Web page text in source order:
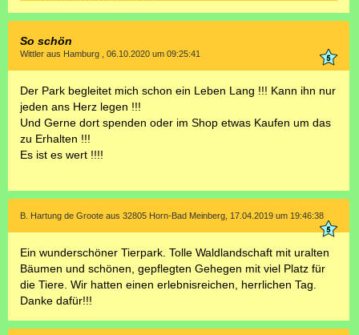
So schön
Wittler aus Hamburg , 06.10.2020 um 09:25:41
Der Park begleitet mich schon ein Leben Lang !!! Kann ihn nur
jeden ans Herz legen !!!
Und Gerne dort spenden oder im Shop etwas Kaufen um das
zu Erhalten !!!
Es ist es wert !!!!
B. Hartung de Groote aus 32805 Horn-Bad Meinberg, 17.04.2019 um 19:46:38
Ein wunderschöner Tierpark. Tolle Waldlandschaft mit uralten
Bäumen und schönen, gepflegten Gehegen mit viel Platz für
die Tiere. Wir hatten einen erlebnisreichen, herrlichen Tag.
Danke dafür!!!